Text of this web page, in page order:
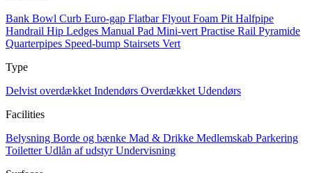
Bank Bowl Curb Euro-gap FlatbarFlyout Foam Pit Halfpipe
Handrail Hip Ledges Manual Pad Mini-vert Practise Rail Pyramide
Quarterpipes Speed-bump Stairsets Vert
Type
Delvist overdækket Indendørs Overdækket Udendørs
Facilities
Belysning Borde og bænke Mad & Drikke Medlemskab Parkering
ToiletterUdlån af udstyrUndervisning